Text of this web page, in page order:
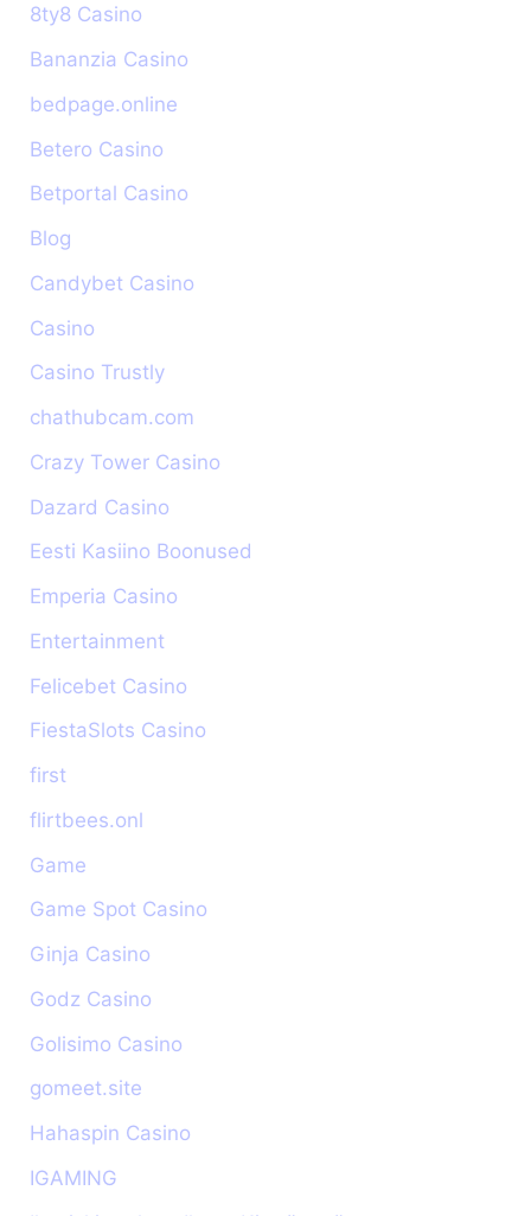
8ty8 Casino
Bananzia Casino
bedpage.online
Betero Casino
Betportal Casino
Blog
Candybet Casino
Casino
Casino Trustly
chathubcam.com
Crazy Tower Сasino
Dazard Casino
Eesti Kasiino Boonused
Emperia Casino
Entertainment
Felicebet Casino
FiestaSlots Casino
first
flirtbees.onl
Game
Game Spot Casino
Ginja Casino
Godz Casino
Golisimo Casino
gomeet.site
Hahaspin Casino
IGAMING